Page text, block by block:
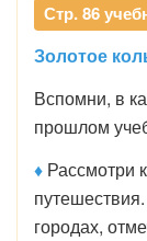
Стр. 86
Золотое
Вспомни, в
прошлом
♦ Рассмотри
городах,